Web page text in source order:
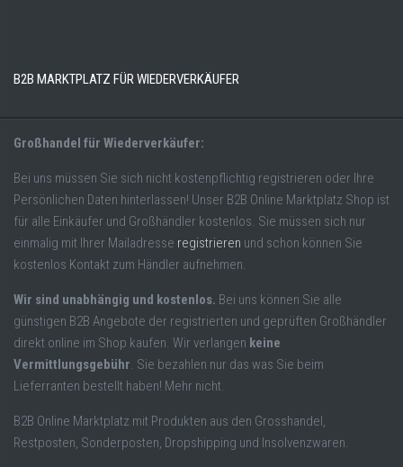
B2B MARKTPLATZ FÜR WIEDERVERKÄUFER
Großhandel für Wiederverkäufer:
Bei uns müssen Sie sich nicht kostenpflichtig registrieren oder Ihre
Persönlichen Daten hinterlassen! Unser B2B Online Marktplatz Shop ist
für alle Einkäufer und Großhändler kostenlos. Sie müssen sich nur
einmalig mit Ihrer Mailadresse registrieren und schon können Sie
kostenlos Kontakt zum Händler aufnehmen.
Wir sind unabhängig und kostenlos. Bei uns können Sie alle
günstigen B2B Angebote der registrierten und geprüften Großhändler
direkt online im Shop kaufen. Wir verlangen keine
Vermittlungsgebühr. Sie bezahlen nur das was Sie beim
Lieferranten bestellt haben! Mehr nicht.
B2B Online Marktplatz mit Produkten aus den Grosshandel,
Restposten, Sonderposten, Dropshipping und Insolvenzwaren.